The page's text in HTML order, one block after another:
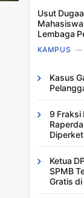
Usut
Lembaga
KAMPUS
Kasus
9 Fraksi
Ketua
SPMB
Gratis